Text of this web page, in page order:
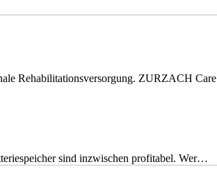
Rehabilitationsversorgung. ZURZACH
sind inzwischen profitabel. Wer…